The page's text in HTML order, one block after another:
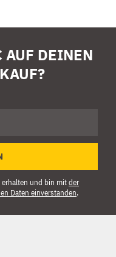
AUF DEINEN
erhalten und bin mitder
Daten einverstanden.